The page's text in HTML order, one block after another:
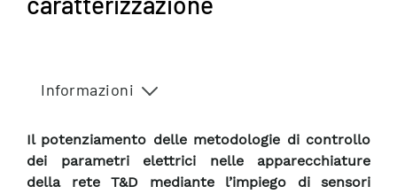
Informazioni
Il potenziamento delle metodologie di controllo
dei parametri elettrici nelle apparecchiature
della rete T&D mediante l’impiego di sensori